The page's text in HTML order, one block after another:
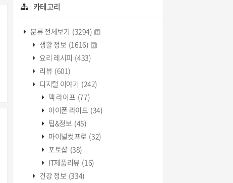
카테고리
분류 전체보기 (3294)
생활 정보 (1616)
요리 레시피 (433)
리뷰 (601)
디지털 이야기 (242)
맥 라이프 (77)
아이폰 라이프 (34)
팁&정보 (45)
파이널컷프로 (32)
포토샵 (38)
IT제품리뷰 (16)
건강 정보 (334)